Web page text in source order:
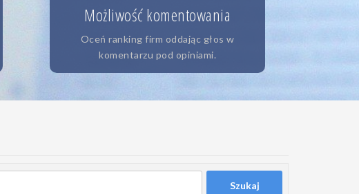
Możliwość komentowania
Oceń ranking firm oddając głos w
komentarzu pod opiniami.
Szukaj